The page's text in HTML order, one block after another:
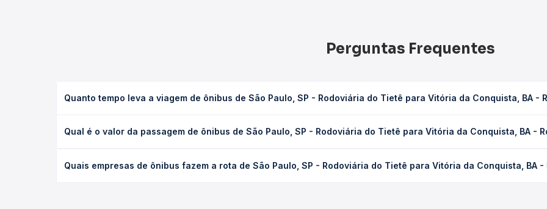
Perguntas Frequentes
Quanto tempo leva a viagem de ônibus de São Paulo, SP - Rodoviária do Tietê para Vitória da Conquista, BA -
tipo de serviço (convencional, executivo ou leito) e as condições de tráfego. Na Quero Passagem você consulta os
Qual é o valor da passagem de ônibus de São Paulo, SP - Rodoviária do Tietê para Vitória da Conquista, BA -
viagem, a empresa, o tipo de poltrona e a antecedência da compra. Na Quero Passagem você compara os preços
Quais empresas de ônibus fazem a rota de São Paulo, SP - Rodoviária do Tietê para Vitória da Conquista, BA -